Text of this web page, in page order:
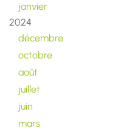
janvier
2024
décembre
octobre
août
juillet
juin
mars